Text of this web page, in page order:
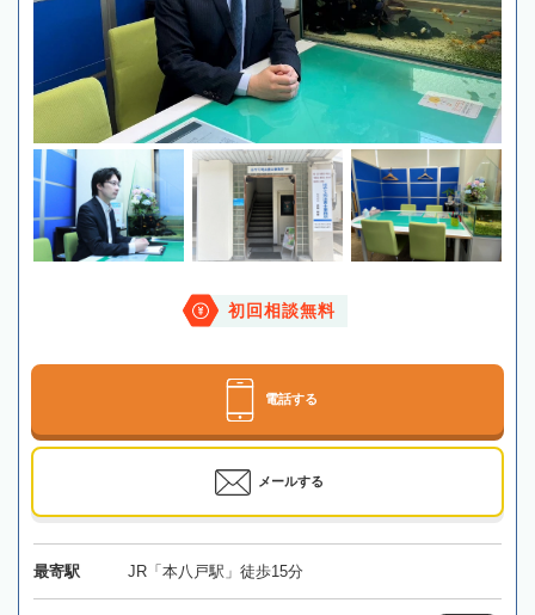
初回相談無料
電話する
メールする
最寄駅 JR「本八戸駅」徒歩15分